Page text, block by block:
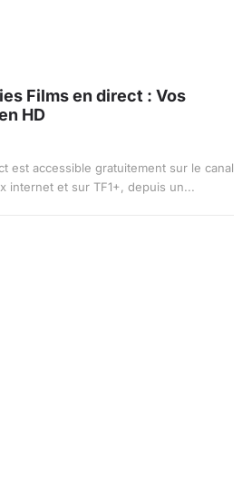
Films en direct : Vos
HD
est accessible gratuitement sur le canal
internet et sur TF1+, depuis un...